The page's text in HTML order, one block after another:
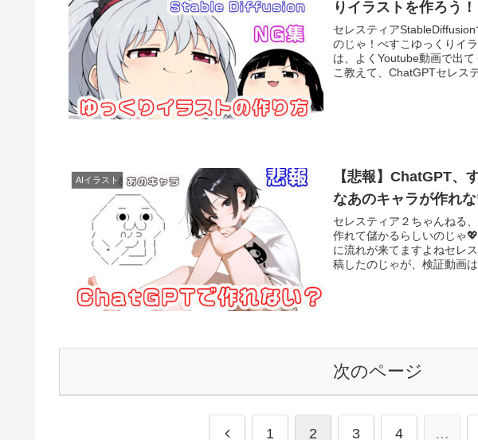
りイラストを作ろう！
セレスティア
のじゃ！べすこゆっくりイ
は、よくYoutube動画で出
こ教えて、ChatGPTセレス
AIイラスト
【悲報】ChatGPT、
なあのキャラが作れな
セレスティア２ちゃんねる
作れて儲かるらしいのじゃ
に流れが来てますよねセレ
稿したのじゃが、検証動画
次のページ
前 1 2 3 4 …